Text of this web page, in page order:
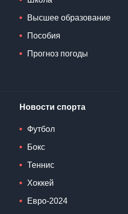
Высшее образование
Пособия
Прогноз погоды
Новости спорта
Футбол
Бокс
Теннис
Хоккей
Евро-2024